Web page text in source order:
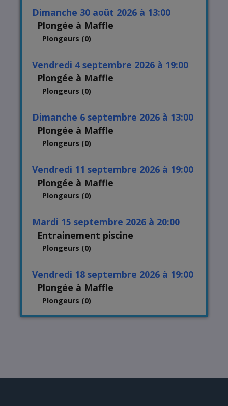
dimanche 30 août 2026 à 13:00
Plongée à Maffle
Plongeurs (0)
vendredi 4 septembre 2026 à 19:00
Plongée à Maffle
Plongeurs (0)
dimanche 6 septembre 2026 à 13:00
Plongée à Maffle
Plongeurs (0)
vendredi 11 septembre 2026 à 19:00
Plongée à Maffle
Plongeurs (0)
mardi 15 septembre 2026 à 20:00
Entrainement piscine
Plongeurs (0)
vendredi 18 septembre 2026 à 19:00
Plongée à Maffle
Plongeurs (0)